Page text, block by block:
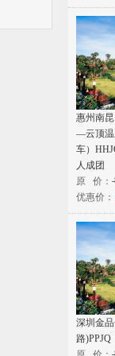
惠州南
—云顶温
车）
人成团
原 价：
优惠价：
深圳金
路)PPJQ